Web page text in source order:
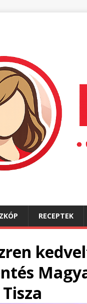
RECEPTEK